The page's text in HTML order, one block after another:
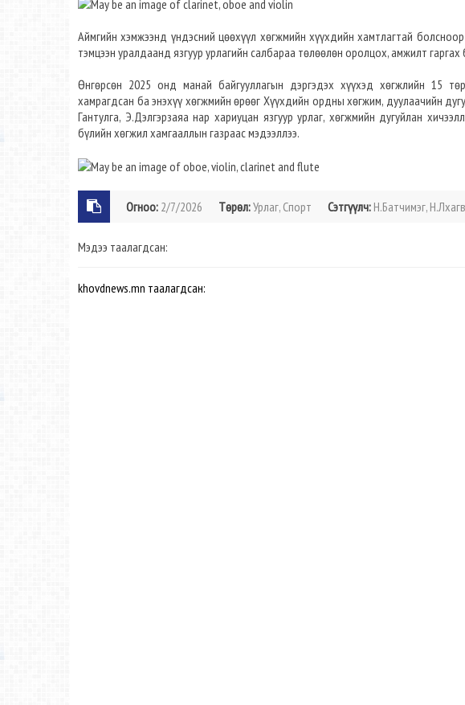
Аймгийн хэмжээнд үндэсний цөөхүүл хөгжмийн хүүхдийн хамтлагтай
тэмцээн уралдаанд язгуур урлагийн салбараа төлөөлөн оролцох, амжилт
Өнгөрсөн 2025 онд манай байгууллагын дэргэдэх хүүхэд хөгжлийн 15
хамрагдсан ба энэхүү хөгжмийн өрөөг Хүүхдийн ордны хөгжим, дуулаачийн
Гантулга, Э.Дэлгэрзаяа нар хариуцан язгуур урлаг, хөгжмийн дугуйлан
бүлийн хөгжил хамгааллын газраас мэдээллээ.
Огноо: 2/7/2026 Төрөл:Урлаг, Спорт Сэтгүүлч: Н.Батчимэг,
Мэдээ таалагдсан:
khovdnews.mn таалагдсан: